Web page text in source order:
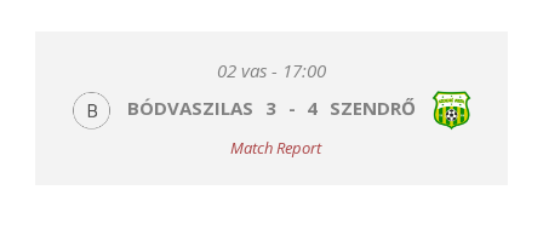
02 vas - 17:00
BÓDVASZILAS 3 - 4 SZENDRŐ
Match Report